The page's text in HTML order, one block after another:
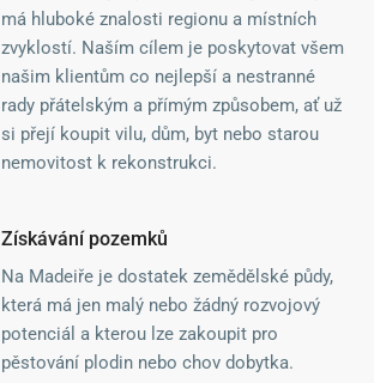
má hluboké znalosti regionu a místních
zvyklostí. Naším cílem je poskytovat všem
našim klientům co nejlepší a nestranné
rady přátelským a přímým způsobem, ať už
si přejí koupit vilu, dům, byt nebo starou
nemovitost k rekonstrukci.
Získávání pozemků
Na Madeiře je dostatek zemědělské půdy,
která má jen malý nebo žádný rozvojový
potenciál a kterou lze zakoupit pro
pěstování plodin nebo chov dobytka.